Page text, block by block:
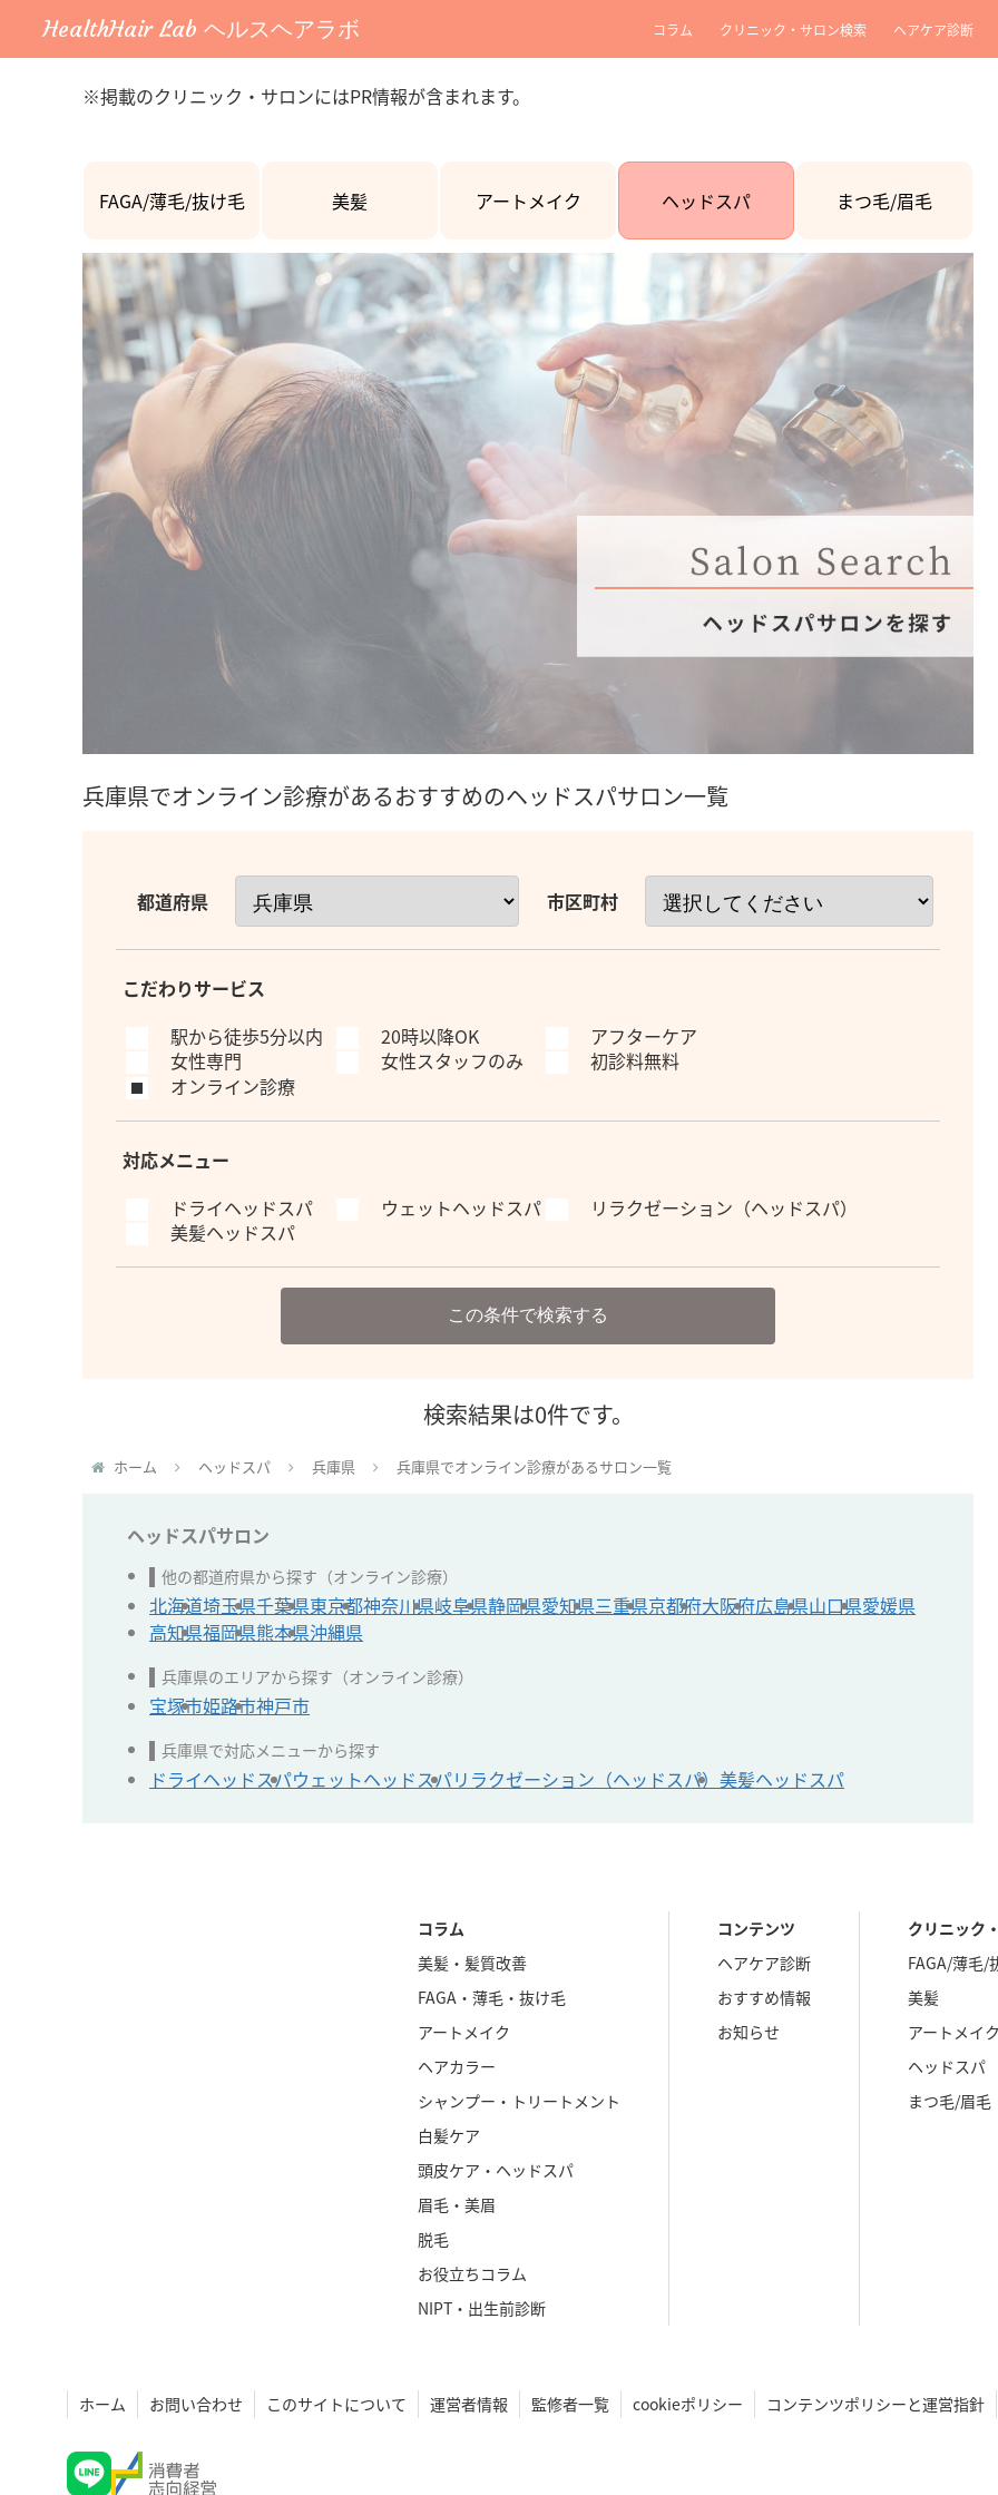
HealthHair Lab ヘルスヘアラボ コラム クリニック・サロン検索 ヘアケア診断
※掲載のクリニック・サロンにはPR情報が含まれます。
FAGA/薄毛/抜け毛 美髪 アートメイク ヘッドスパ まつ毛/眉毛
兵庫県でオンライン診療があるおすすめのヘッドスパサロン一覧
都道府県 市区町村
こだわりサービス
駅から徒歩5分以内
20時以降OK
アフターケア
女性専門
女性スタッフのみ
初診料無料
オンライン診療
対応メニュー
ドライヘッドスパ
ウェットヘッドスパ
リラクゼーション（ヘッドスパ）
美髪ヘッドスパ
この条件で検索する
検索結果は0件です。
ホーム ヘッドスパ 兵庫県 兵庫県でオンライン診療があるサロン一覧
ヘッドスパサロン
他の都道府県から探す（オンライン診療）
北海道埼玉県千葉県東京都神奈川県岐阜県静岡県愛知県三重県京都府大阪府広島県山口県愛媛県
高知県福岡県熊本県沖縄県
兵庫県のエリアから探す（オンライン診療）
宝塚市姫路市神戸市
兵庫県で対応メニューから探す
ドライヘッドスパウェットヘッドスパリラクゼーション（ヘッドスパ） 美髪ヘッドスパ
コラム
美髪・髪質改善
FAGA・薄毛・抜け毛
アートメイク
ヘアカラー
シャンプー・トリートメント
白髪ケア
頭皮ケア・ヘッドスパ
眉毛・美眉
脱毛
お役立ちコラム
NIPT・出生前診断
コンテンツ
ヘアケア診断
おすすめ情報
お知らせ
クリニック
FAGA/薄毛/
美髪
アートメイク
ヘッドスパ
まつ毛/眉毛
ホーム お問い合わせ このサイトについて 運営者情報 監修者一覧 cookieポリシー コンテンツポリシーと運営指針